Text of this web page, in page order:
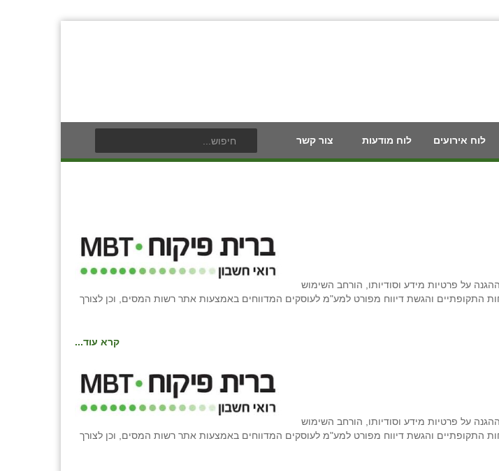
לוח אירועים לוח מודעות צור קשר
על פרטיות מידע וסודיותו, הורחב השימוש
התקופתיים והגשת דיווח מפורט למע"מ לעוסקים המדווחים באמצעות אתר רשות המסים, וכן לצורך
קרא עוד...
על פרטיות מידע וסודיותו, הורחב השימוש
התקופתיים והגשת דיווח מפורט למע"מ לעוסקים המדווחים באמצעות אתר רשות המסים, וכן לצורך